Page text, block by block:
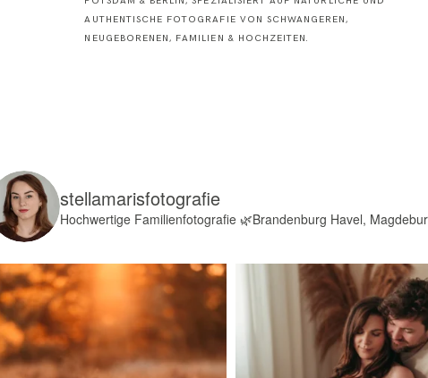
AUTHENTISCHE FOTOGRAFIE VON SCHWANGEREN,
NEUGEBORENEN, FAMILIEN & HOCHZEITEN.
stellamarisfotografie
Hochwertige Familienfotografie🌿Brandenburg Havel,